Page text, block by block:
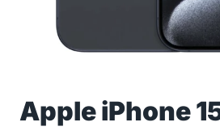
Apple iPhone